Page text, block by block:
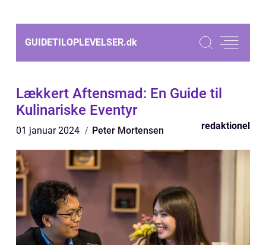
GUIDETILOPLEVELSER.dk
Lækkert Aftensmad: En Guide til
Kulinariske Eventyr
01 januar 2024 Peter Mortensen redaktionel